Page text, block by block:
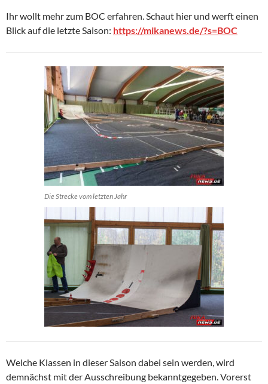
Ihr wollt mehr zum BOC erfahren. Schaut hier und werft einen
Blick auf die letzte Saison: https://mikanews.de/?s=BOC
Die Strecke vom letzten Jahr
Welche Klassen in dieser Saison dabei sein werden, wird
demnächst mit der Ausschreibung bekanntgegeben. Vorerst